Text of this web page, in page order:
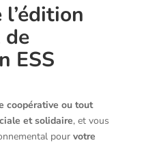
de
ESS
coopérative ou tout
et solidaire, et vous
pour votre